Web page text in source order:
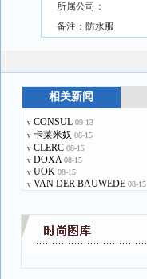
所属公司：
备注：防水服
相关新闻
v CONSUL 09-13
v 卡莱米奴 08-15
v CLERC 08-15
v DOXA 08-15
v UOK 08-15
v VAN DER BAUWEDE 08-15